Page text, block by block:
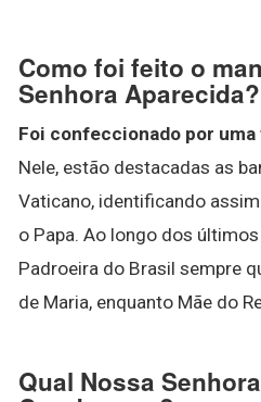
Como foi feito o
Senhora Aparecida?
Foi confeccionado por
Nele, estão destacadas as
Vaticano, identificando
o Papa. Ao longo dos
Padroeira do Brasil sempre
de Maria, enquanto Mãe do
Qual Nossa